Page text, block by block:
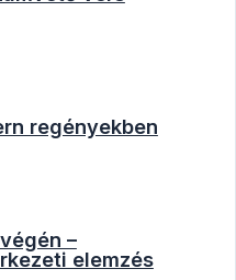
regényekben
–
elemzés